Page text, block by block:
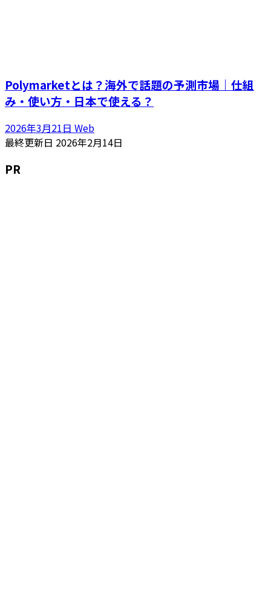
Polymarketとは？海外で話題の予測市場｜仕組
み・使い方・日本で使える？
2026年3月21日 Web
最終更新日 2026年2月14日
PR